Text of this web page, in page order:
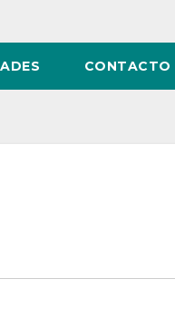
CONTACTO